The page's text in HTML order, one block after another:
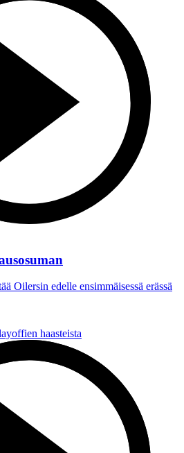
Oilersin edelle ensimmäisessä erässä